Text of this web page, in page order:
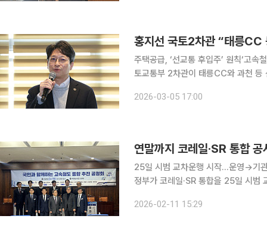
홍지선 국토2차관 “태릉CC
주택공급, ‘선교통 후입주’ 원칙‘고속철
토교통부 2차관이 태릉CC와 과천 등
발에 대해서는 주거지 영향 최소화를
2026-03-05 17:00
25일 시범 교차운행 시작…운영→기
정부가 코레일·SR 통합을 25일 시범
구조로 인한 혁신 저하와 파업 시 운
2026-02-11 15:29